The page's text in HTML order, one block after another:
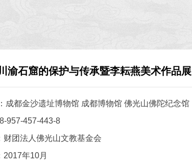
渝石窟的保护与传承暨李耘燕美术作品展
成都金沙遗址博物馆 成都博物馆 佛光山佛陀纪念馆
957-457-443-8
财团法人佛光山文教基金会
2017年10月